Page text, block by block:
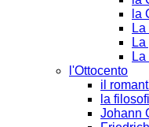
la
l'Ottocento
il
la
Johann